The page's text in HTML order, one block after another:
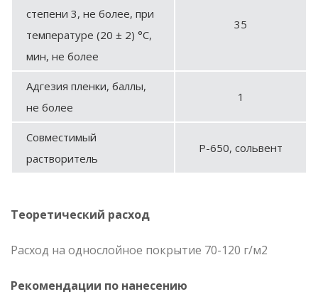
степени 3, не более, при
температуре (20 ± 2) °С,
мин, не более
35
Адгезия пленки, баллы,
не более
1
Совместимый
растворитель
Р-650, сольвент
Теоретический расход
Расход на однослойное покрытие 70-120 г/м2
Рекомендации по нанесению